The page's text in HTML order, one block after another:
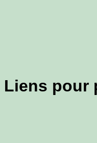
Liens pour